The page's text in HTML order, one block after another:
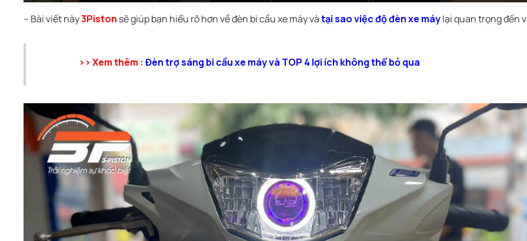
– Bài viết này3Piston sẽ giúp bạn hiểu rõ hơn về đèn bi cầu xe máy vàtại sao việc độ đèn xe máylại quan trọng đến
>> Xem thêm : Đèn trợ sáng bi cầu xe máy và TOP 4 lợi ích không thể bỏ qua